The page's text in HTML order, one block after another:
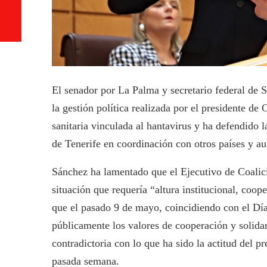
El senador por La Palma y secretario federal de
la gestión política realizada por el presidente de
sanitaria vinculada al hantavirus y ha defendido
de Tenerife en coordinación con otros países y
Sánchez ha lamentado que el Ejecutivo de
situación que requería “altura institucional,
que el pasado 9 de mayo, coincidiendo con el
públicamente los valores de cooperación y
contradictoria con lo que ha sido la actitud del
pasada semana.